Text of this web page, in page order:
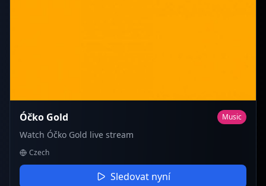
Óčko Gold Music
Watch Óčko Gold live stream
Czech
Sledovat nyní